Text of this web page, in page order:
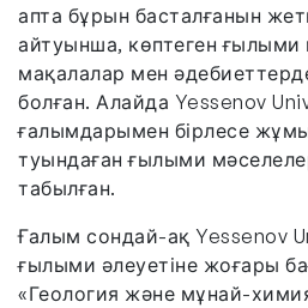
апта бұрын басталғанын
айтуынша, көптеген ғылыми
мақалалар мен
болған. Алайда Yessenov
ғалымдарымен бірлесе
туындаған ғылыми
табылған.
Ғалым сондай-ақ Yessenov
ғылыми әлеуетіне жоғары
«Геология және мұнай-